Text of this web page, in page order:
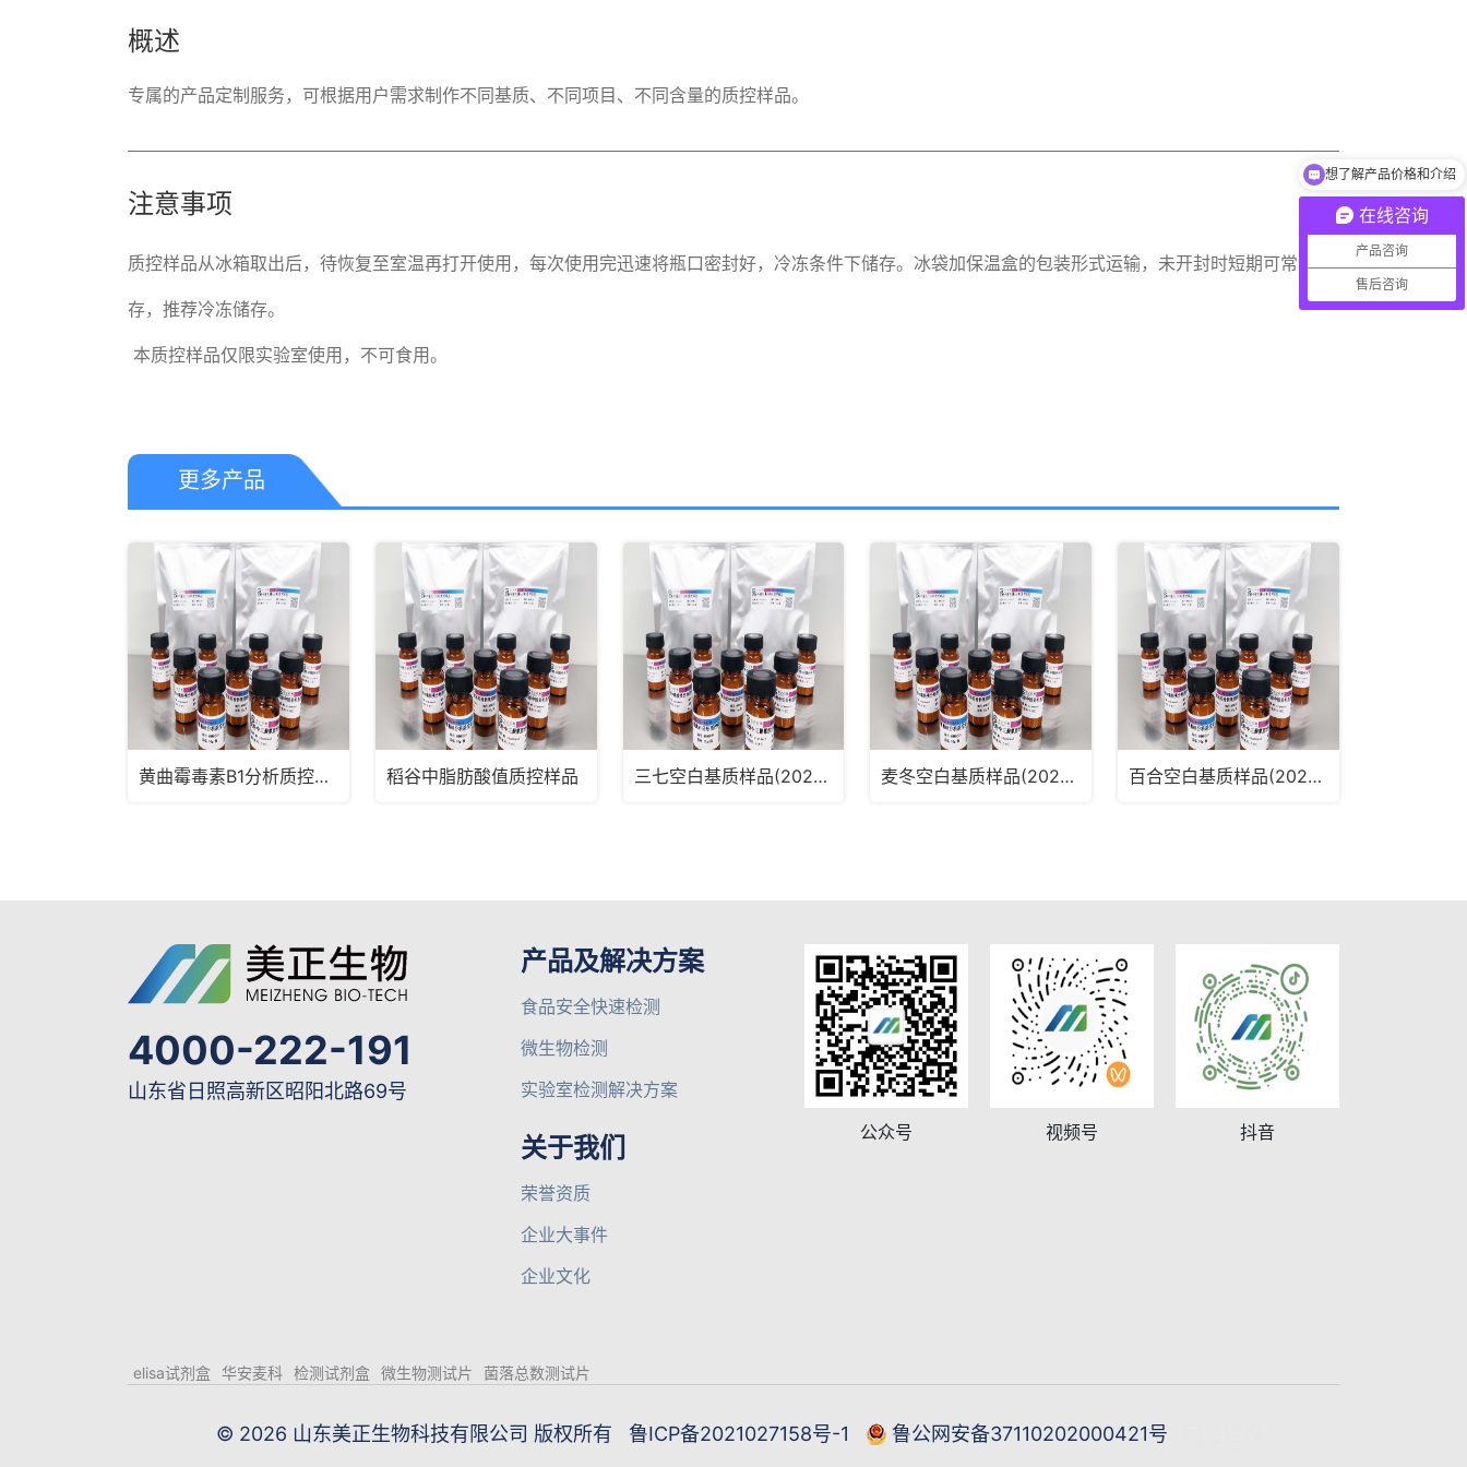
概述
专属的产品定制服务，可根据用户需求制作不同基质、不同项目、不同含量的质控样品。
注意事项
质控样品从冰箱取出后，待恢复至室温再打开使用，每次使用完迅速将瓶口密封好，冷冻条件下储存。冰袋加保温盒的包装形式运输，未开封时短期可常温储
存，推荐冷冻储存。
本质控样品仅限实验室使用，不可食用。
更多产品
黄曲霉毒素B1分析质控样品 稻谷中脂肪酸值质控样品 三七空白基质样品(2025版药典通则2341第五法、第六法)MRM2182 麦冬空白基质样品(2025版药典通则2341第五法、第六法)MRM2181 百合空白基质样品(2025版药典通则2341第五法、第六法)MRM2180
4000-222-191
山东省日照高新区昭阳北路69号
产品及解决方案
食品安全快速检测
微生物检测
实验室检测解决方案
关于我们
荣誉资质
企业大事件
企业文化
公众号 视频号 抖音
elisa试剂盒 华安麦科 检测试剂盒 微生物测试片 菌落总数测试片
© 2026 山东美正生物科技有限公司 版权所有 鲁ICP备2021027158号-1 鲁公网安备37110202000421号
在线咨询
产品咨询
售后咨询
想了解产品价格和介绍